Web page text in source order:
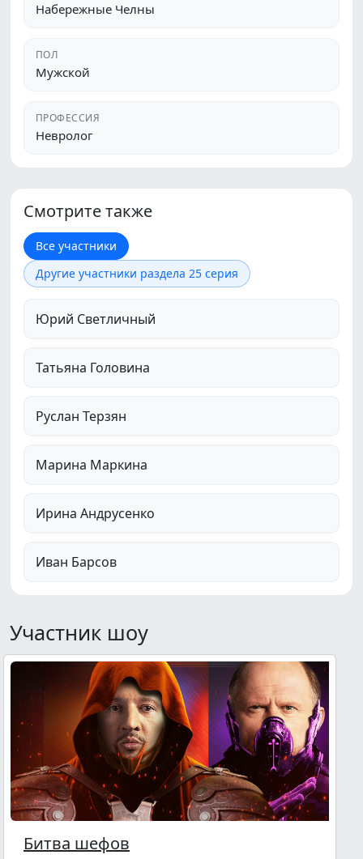
Набережные Челны
ПОЛ
Мужской
ПРОФЕССИЯ
Невролог
Смотрите также
Все участники
Другие участники раздела 25 серия
Юрий Светличный
Татьяна Головина
Руслан Терзян
Марина Маркина
Ирина Андрусенко
Иван Барсов
Участник шоу
Битва шефов